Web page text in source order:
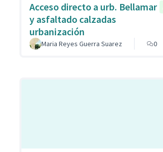
Acceso directo a urb. Bellamar
y asfaltado calzadas
urbanización
Maria Reyes Guerra Suarez 0